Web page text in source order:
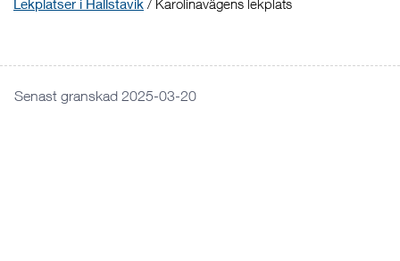
Lekplatser i Hallstavik / Karolinavägens lekplats
Senast granskad 2025-03-20